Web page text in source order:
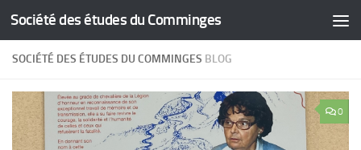
Skip to content
Société des études du Comminges
SOCIÉTÉ DES ÉTUDES DU COMMINGES BLOG
0